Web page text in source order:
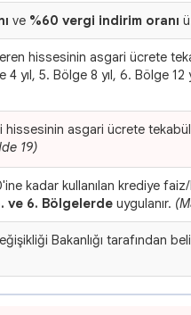
ve %60 vergi indirim oranı
hissesinin asgari ücrete
4 yıl, 5. Bölge 8 yıl, 6. Bölge
asgari ücrete tekabül
19)
kadar kullanılan krediye
ve 6. Bölgelerdeuygulanır.
Bakanlığı tarafından